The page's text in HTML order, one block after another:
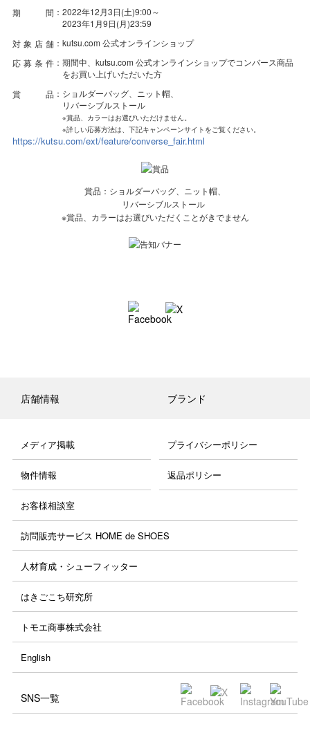
期 間 ：2022年12月3日(土)9:00～
2023年1月9日(月)23:59
対 象 店 舗：kutsu.com 公式オンラインショップ
応 募 条 件：期間中、kutsu.com 公式オンラインショップでコンバース商品
をお買い上げいただいた方
賞
品 ：ショルダーバッグ、ニット帽、
リバーシブルストール
※賞品、カラーはお選びいただけません。
※詳しい応募方法は、下記キャンペーンサイトをご覧ください。
https://kutsu.com/ext/feature/converse_fair.html
賞品：ショルダーバッグ、ニット帽、
リバーシブルストール
※賞品、カラーはお選びいただくことがきでません
店舗情報 ブランド
メディア掲載 プライバシーポリシー
物件情報 返品ポリシー
お客様相談室
訪問販売サービス HOME de SHOES
人材育成・シューフィッター
はきごこち研究所
トモエ商事株式会社
English
SNS一覧